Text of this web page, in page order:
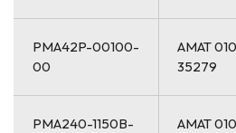
PMA42P-00100-
00
AMAT
35279
PMA240-1150B-
AMAT